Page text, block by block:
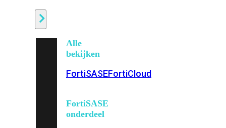
Alle
bekijken
FortiSASEFortiCloud
FortiSASE
onderdeel